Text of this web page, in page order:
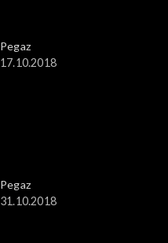
Pegaz
17.10.2018
Pegaz
31.10.2018